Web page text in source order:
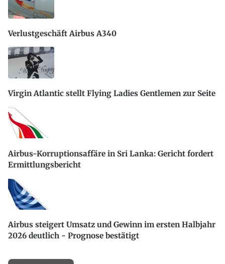
Verlustgeschäft Airbus A340
Virgin Atlantic stellt Flying Ladies Gentlemen zur Seite
Airbus-Korruptionsaffäre in Sri Lanka: Gericht fordert
Ermittlungsbericht
Airbus steigert Umsatz und Gewinn im ersten Halbjahr
2026 deutlich - Prognose bestätigt